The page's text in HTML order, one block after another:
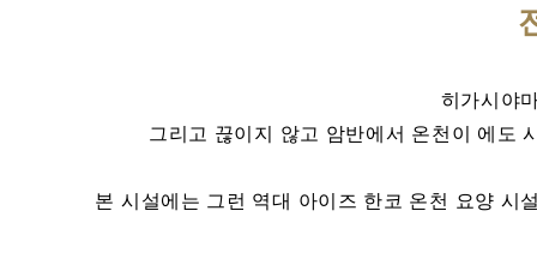
히가시야
그리고 끊이지 않고 암반에서 온천이 에도
본 시설에는 그런 역대 아이즈 한코 온천 요양 시